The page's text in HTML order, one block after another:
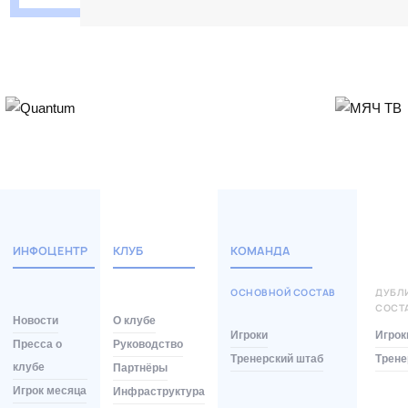
ИНФОЦЕНТР
Новости
Пресса о
клубе
Игрок месяца
КЛУБ
О клубе
Руководство
Партнёры
Инфраструктура
КОМАНДА
ОСНОВНОЙ СОСТАВ
Игроки
Тренерский штаб